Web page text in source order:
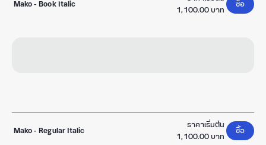
Mako-Book Italic
1,100.00 บาท
ซื้อ
Mako-Regular Italic
ราคาเริ่มต้น
1,100.00 บาท
ซื้อ